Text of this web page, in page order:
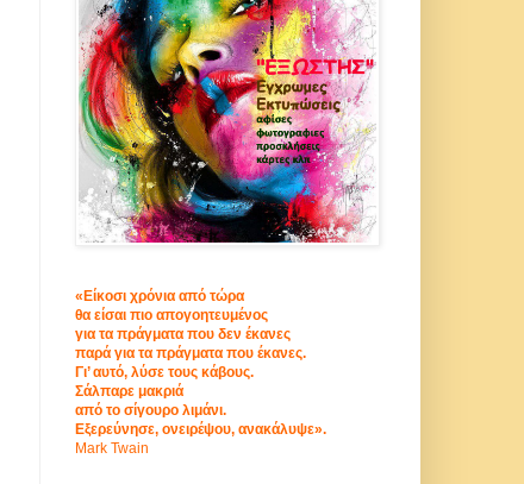
«Είκοσι χρόνια από τώρα
θα είσαι πιο απογοητευμένος
για τα πράγματα που δεν έκανες
παρά για τα πράγματα που έκανες.
Γι’ αυτό, λύσε τους κάβους.
Σάλπαρε μακριά
από το σίγουρο λιμάνι.
Εξερεύνησε, ονειρέψου, ανακάλυψε».
Mark Twain